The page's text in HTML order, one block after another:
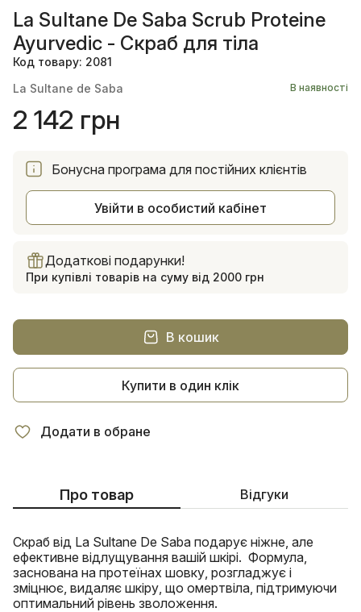
La Sultane De Saba Scrub Proteine
Ayurvedic - Cкраб для тіла
Код товару: 2081
La Sultane de Saba
В наявності
2 142 грн
Бонусна програма для постійних клієнтів
Увійти в особистий кабінет
Додаткові подарунки!
При купівлі товарів на суму від 2000 грн
В кошик
Купити в один клік
Додати в обране
Про товар Відгуки
Скраб від La Sultane De Saba подарує ніжне, але
ефективне відлущування вашій шкірі. Формула,
заснована на протеїнах шовку, розгладжує і
зміцнює, видаляє шкіру, що омертвіла, підтримуючи
оптимальний рівень зволоження.